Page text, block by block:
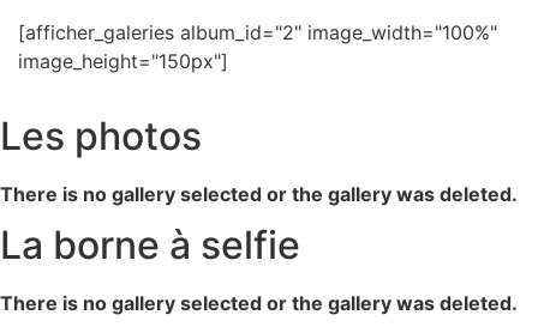
[afficher_galeries album_id="2" image_width="100%"
image_height="150px"]
Les photos
There is no gallery selected or the gallery was deleted.
La borne à selfie
There is no gallery selected or the gallery was deleted.